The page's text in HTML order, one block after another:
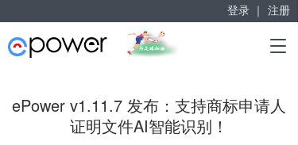
T
l
赋能“大众创业”
掘金万亿企业服务市场！
登录 ｜ 注册
ePower v1.11.7 发布：支持商标申请人
证明文件AI智能识别！